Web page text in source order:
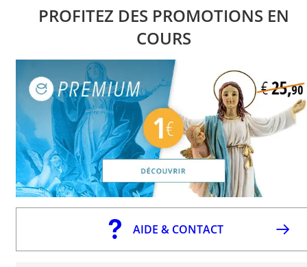
PROFITEZ DES PROMOTIONS EN
COURS
AIDE & CONTACT